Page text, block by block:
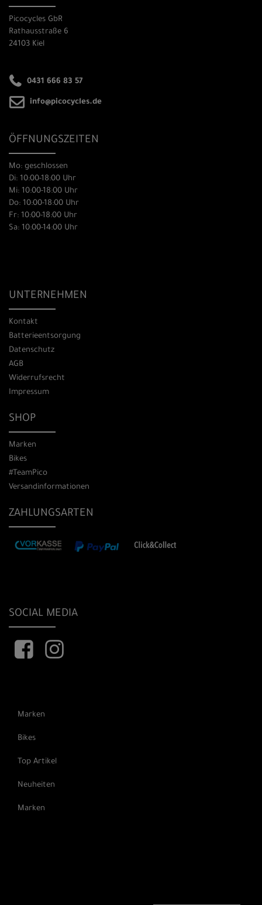
Picocycles GbR
Rathausstraße 6
24103 Kiel
0431 666 83 57
info@picocycles.de
ÖFFNUNGSZEITEN
Mo: geschlossen
Di: 10:00-18:00 Uhr
Mi: 10:00-18:00 Uhr
Do: 10:00-18:00 Uhr
Fr: 10:00-18:00 Uhr
Sa: 10:00-14:00 Uhr
UNTERNEHMEN
Kontakt
Batterieentsorgung
Datenschutz
AGB
Widerrufsrecht
Impressum
SHOP
Marken
Bikes
#TeamPico
Versandinformationen
ZAHLUNGSARTEN
SOCIAL MEDIA
Marken
Bikes
Top Artikel
Neuheiten
Marken